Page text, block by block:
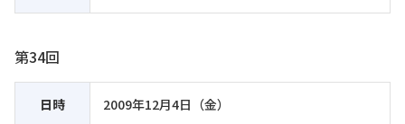
第34回
日時 2009年12月4日（金）